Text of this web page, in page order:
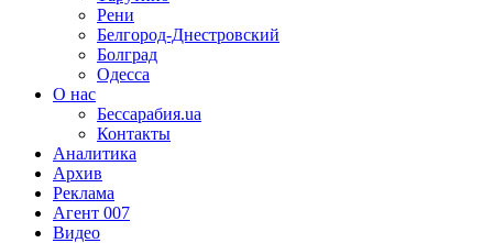
Рени
Белгород-Днестровский
Болград
Одесса
О нас
Бессарабия.ua
Контакты
Аналитика
Архив
Реклама
Агент 007
Видео